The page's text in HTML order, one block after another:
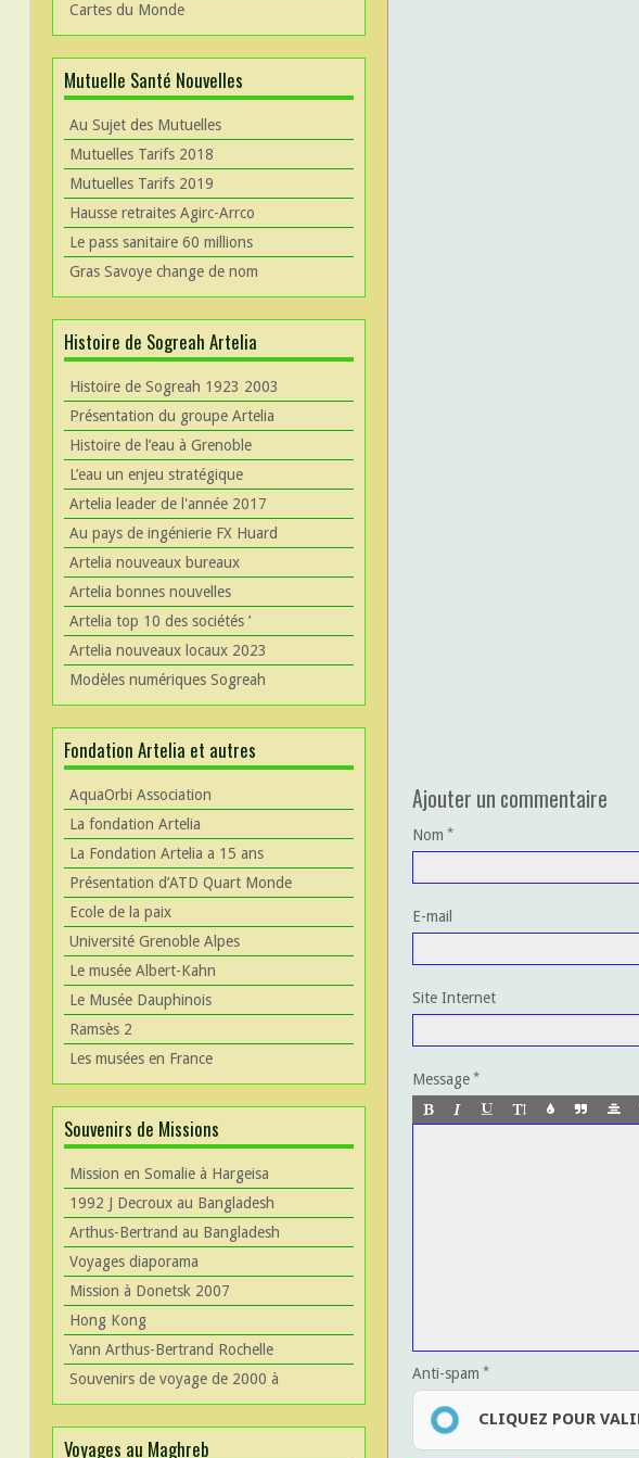
Cartes du Monde
Mutuelle Santé Nouvelles
Au Sujet des Mutuelles
Mutuelles Tarifs 2018
Mutuelles Tarifs 2019
Hausse retraites Agirc-Arrco
Le pass sanitaire 60 millions
Gras Savoye change de nom
Histoire de Sogreah Artelia
Histoire de Sogreah 1923 2003
Présentation du groupe Artelia
Histoire de l’eau à Grenoble
L’eau un enjeu stratégique
Artelia leader de l'année 2017
Au pays de ingénierie FX Huard
Artelia nouveaux bureaux
Artelia bonnes nouvelles
Artelia top 10 des sociétés ’
Artelia nouveaux locaux 2023
Modèles numériques Sogreah
Fondation Artelia et autres
AquaOrbi Association
La fondation Artelia
La Fondation Artelia a 15 ans
Présentation d’ATD Quart Monde
Ecole de la paix
Université Grenoble Alpes
Le musée Albert-Kahn
Le Musée Dauphinois
Ramsès 2
Les musées en France
Souvenirs de Missions
Mission en Somalie à Hargeisa
1992 J Decroux au Bangladesh
Arthus-Bertrand au Bangladesh
Voyages diaporama
Mission à Donetsk 2007
Hong Kong
Yann Arthus-Bertrand Rochelle
Souvenirs de voyage de 2000 à
Voyages au Maghreb
Ajouter un commentaire
Nom
E-mail
Site Internet
Message
Anti-spam
CLIQUEZ POUR